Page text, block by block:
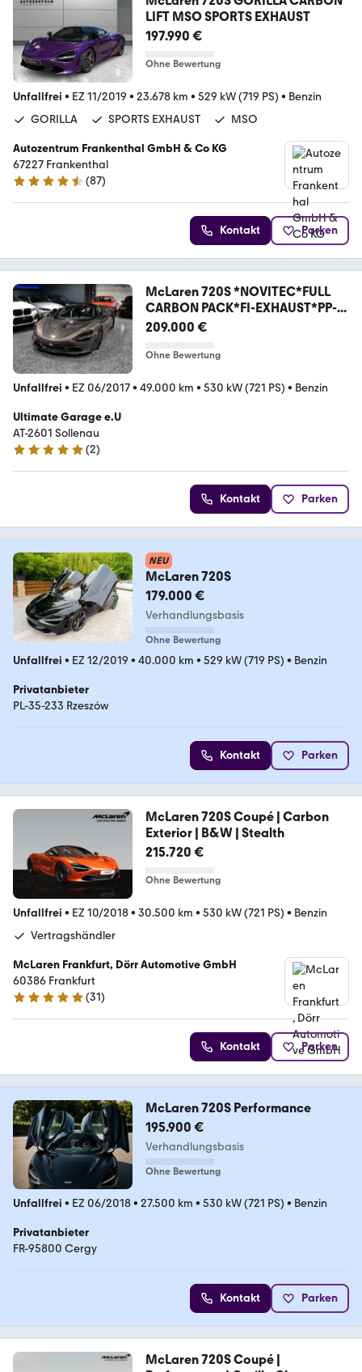
LIFT MSO SPORTS EXHAUST
197.990 €
Ohne Bewertung
Unfallfrei • EZ 11/2019 • 23.678 km • 529 kW (719 PS) • Benzin
GORILLA
SPORTS EXHAUST MSO
Autozentrum Frankenthal GmbH & Co KG
67227 Frankenthal
4.5 Sterne
(87)
Kontakt Parken
McLaren 720S *NOVITEC*FULL
CARBON PACK*FI-EXHAUST*PP-...
209.000 €
Ohne Bewertung
Unfallfrei • EZ 06/2017• 49.000 km • 530 kW (721 PS) • Benzin
Ultimate Garage e.U
AT-2601 Sollenau
5 Sterne
(2)
Kontakt Parken
NEU
McLaren 720S
179.000 €
Verhandlungsbasis
Ohne Bewertung
Unfallfrei • EZ 12/2019 • 40.000 km • 529 kW (719 PS) • Benzin
Privatanbieter
PL-35-233 Rzeszów
Kontakt Parken
McLaren 720S Coupé | Carbon
Exterior | B&W | Stealth
215.720 €
Ohne Bewertung
Unfallfrei • EZ 10/2018• 30.500 km • 530 kW (721 PS) • Benzin
Vertragshändler
McLaren Frankfurt, Dörr Automotive GmbH
60386 Frankfurt
5 Sterne
(31)
Kontakt Parken
McLaren 720S Performance
195.900 €
Verhandlungsbasis
Ohne Bewertung
Unfallfrei • EZ 06/2018• 27.500 km • 530 kW (721 PS) • Benzin
Privatanbieter
FR-95800 Cergy
Kontakt Parken
McLaren 720S Coupé |